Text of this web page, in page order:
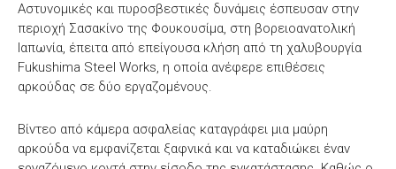
Αστυνομικές και πυροσβεστικές δυνάμεις έσπευσαν στην
περιοχή Σασακίνο της Φουκουσίμα, στη βορειοανατολική
Ιαπωνία, έπειτα από επείγουσα κλήση από τη χαλυβουργία
Fukushima Steel Works, η οποία ανέφερε επιθέσεις
αρκούδας σε δύο εργαζομένους.
Βίντεο από κάμερα ασφαλείας καταγράφει μια μαύρη
αρκούδα να εμφανίζεται ξαφνικά και να καταδιώκει έναν